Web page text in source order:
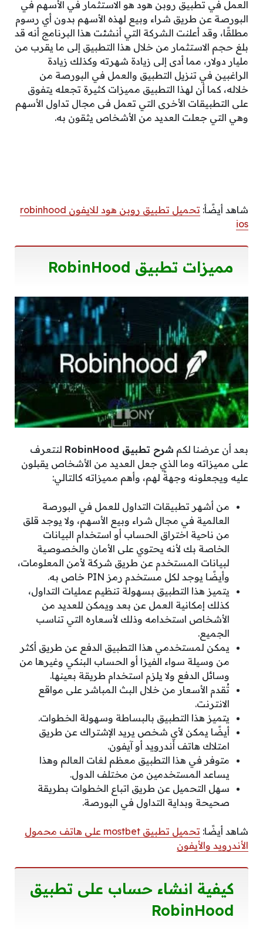
العمل في تطبيق روبن هود هو الاستثمار في الأسهم في
البورصة عن طريق شراء وبيع لهذه الأسهم بدون أي رسوم
مطلقًا، وقد أعلنت الشركة التي أنشئت هذا البرنامج أنه قد
بلغ حجم الاستثمار من خلال هذا التطبيق إلى ما يقرب من
مليار دولار، مما أدى إلى زيادة شهرته وكذلك زيادة
الراغبين في تنزيل التطبيق والعمل في البورصة من
خلاله، كما أن لهذا التطبيق مميزات كثيرة تجعله يتفوق
على التطبيقات الأخرى التي تعمل فى مجال تداول الأسهم
وهي التي جعلت العديد من الأشخاص يثقون به.
شاهد أيضًأ:
تحميل تطبيق روبن هود للايفون robinhood
ios
مميزات تطبيق RobinHood
بعد أن عرضنا لكم شرح تطبيق RobinHood
لنتعرف
على مميزاته وما الذي جعل العديد من الأشخاص يقبلون
عليه ويجعلونه وجهةً لهم، وأهم مميزاته كالتالي:
من أشهر تطبيقات التداول للعمل في البورصة
العالمية في مجال شراء وبيع الأسهم، ولا يوجد قلق
من ناحية اختراق الحساب أو استخدام البيانات
الخاصة بك لأنه يحتوي على الأمان والخصوصية
لبيانات المستخدم عن طريق شركة لأمن المعلومات،
وأيضًا يوجد لكل مستخدم رمز PIN خاص به.
يتميز هذا التطبيق بسهولة تنظيم عمليات التداول،
كذلك إمكانية العمل عن بعد ويمكن للعديد من
الأشخاص استخدامه وذلك لأسعاره التي تناسب
الجميع.
يمكن لمستخدمي هذا التطبيق الدفع عن طريق أكثر
من وسيلة سواء الفيزا أو الحساب البنكي وغيرها من
وسائل الدفع ولا يلزم استخدام طريقة بعينها.
تُقدم الأسعار من خلال البث المباشر على مواقع
الانترنت.
يتميز هذا التطبيق بالبساطة وسهولة الخطوات.
أيضًا يمكن لأي شخص يريد الإشتراك عن طريق
امتلاك هاتف أندرويد أو آيفون.
متوفر في هذا التطبيق معظم لغات العالم وهذا
يساعد المستخدمين من مختلف الدول.
سهل التحميل عن طريق اتباع الخطوات بطريقة
صحيحة وبداية التداول في البورصة.
شاهد أيضًا:
تحميل تطبيق mostbet على هاتف محمول
الأندرويد والأيفون
كيفية انشاء حساب على تطبيق
RobinHood